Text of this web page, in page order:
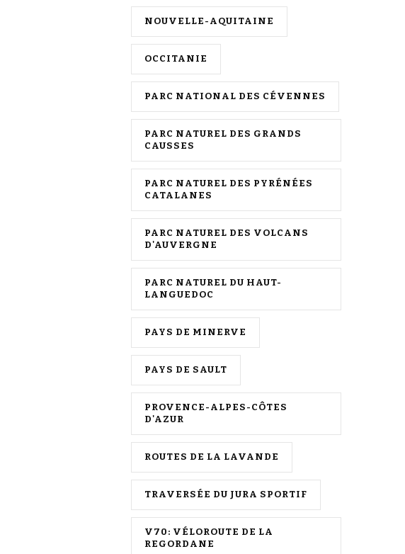
NOUVELLE-AQUITAINE
OCCITANIE
PARC NATIONAL DES CÉVENNES
PARC NATUREL DES GRANDS
CAUSSES
PARC NATUREL DES PYRÉNÉES
CATALANES
PARC NATUREL DES VOLCANS
D'AUVERGNE
PARC NATUREL DU HAUT-
LANGUEDOC
PAYS DE MINERVE
PAYS DE SAULT
PROVENCE-ALPES-CÔTES
D'AZUR
ROUTES DE LA LAVANDE
TRAVERSÉE DU JURA SPORTIF
V70: VÉLOROUTE DE LA
REGORDANE